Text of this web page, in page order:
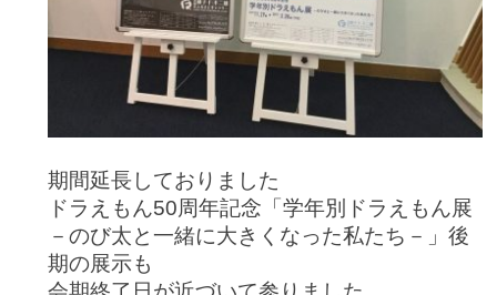
期間延長しておりました
ドラえもん50周年記念「学年別ドラえもん展
－のび太と一緒に大きくなった私たち－」後
期の展示も